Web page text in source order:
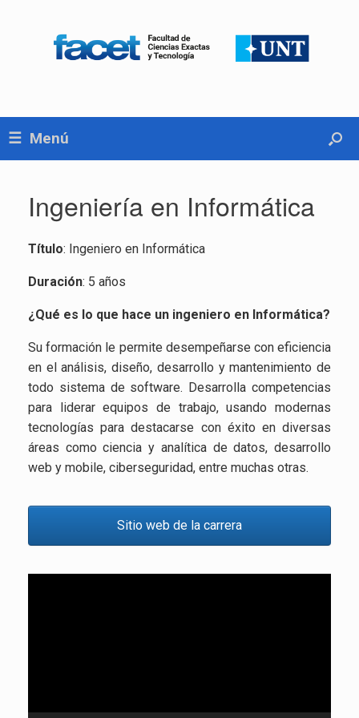
Menú
Ingeniería en Informática
Título: Ingeniero en Informática
Duración: 5 años
¿Qué es lo que hace un ingeniero en Informática?
Su formación le permite desempeñarse con eficiencia
en el análisis, diseño, desarrollo y mantenimiento de
todo sistema de software. Desarrolla competencias
para liderar equipos de trabajo, usando modernas
tecnologías para destacarse con éxito en diversas
áreas como ciencia y analítica de datos, desarrollo
web y mobile, ciberseguridad, entre muchas otras.
Sitio web de la carrera